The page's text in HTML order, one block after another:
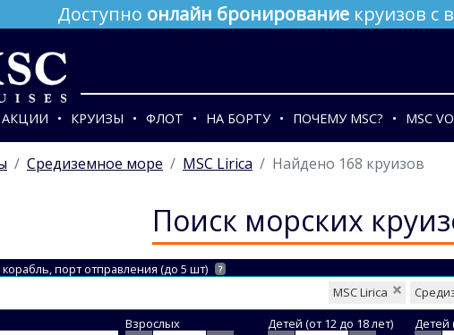
Доступно онлайн бронирование круизов с
АКЦИИ КРУИЗЫ ФЛОТ НА БОРТУ ПОЧЕМУ MSC? MSC
Средиземное море MSC Lirica Найдено 168 круизов
Поиск морских
порт отправления (до 5 шт) ?
MSC Lirica
Взрослых Детей (от 12 до 18 лет) Детей